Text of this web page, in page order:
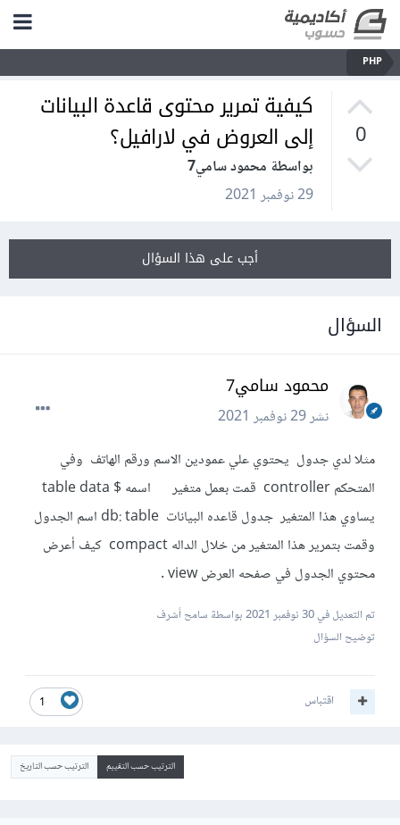
PHP
0
كيفية تمرير محتوى قاعدة البيانات
إلى العروض في لارافيل؟
بواسطة محمود سامي7
29 نوفمبر 2021
أجب على هذا السؤال
السؤال
محمود سامي7
نشر29 نوفمبر 2021
مثلا لدي جدول يحتوي علي عمودين الاسم ورقم الهاتف وفي
المتحكم controller قمت بعمل متغير اسمه $ table data
يساوي هذا المتغير جدول قاعده البيانات db: table اسم الجدول
وقمت بتمرير هذا المتغير من خلال الداله compact كيف أعرض
محتوي الجدول في صفحه العرض view .
تم التعديل في30 نوفمبر 2021
بواسطة سامح أشرف
توضيح السؤال
1 اقتباس
الترتيب حسب التقييم الترتيب حسب التاريخ